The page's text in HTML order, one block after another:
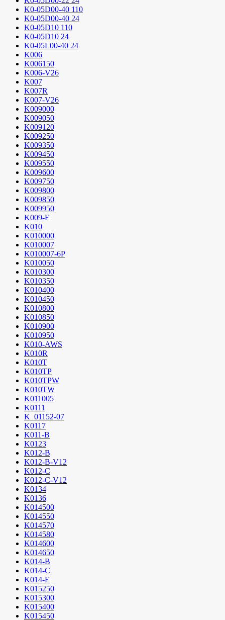
K0-05D00-40 110
K0-05D00-40 24
K0-05D10 110
K0-05D10 24
K0-05L00-40 24
K006
K006150
K006-V26
K007
K007R
K007-V26
K009000
K009050
K009120
K009250
K009350
K009450
K009550
K009600
K009750
K009800
K009850
K009950
K009-F
K010
K010000
K010007
K010007-6P
K010050
K010300
K010350
K010400
K010450
K010800
K010850
K010900
K010950
K010-AWS
K010R
K010T
K010TP
K010TPW
K010TW
K011005
K0111
K_01152-07
K0117
K011-B
K0123
K012-B
K012-B-V12
K012-C
K012-C-V12
K0134
K0136
K014500
K014550
K014570
K014580
K014600
K014650
K014-B
K014-C
K014-E
K015250
K015300
K015400
K015450